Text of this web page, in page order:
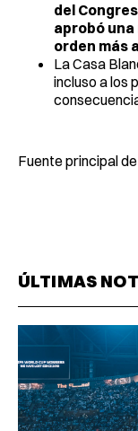
del
aprobó
orden más
La Casa
incluso a los
Fuente principal
ÚLTIMAS